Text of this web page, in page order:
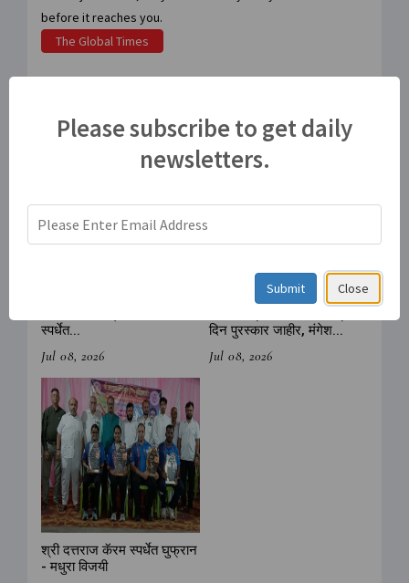
before it reaches you.
The Global Times
संबंधित पोस्ट
स्‍पर्धेत...
Jul 08, 2026
दिन पुरस्कार जाहीर, मंगेश...
Jul 08, 2026
श्री दत्तराज कॅरम स्पर्धेत घुफ्रान
- मधुरा विजयी
Please subscribe to get daily
newsletters.
Submit Close